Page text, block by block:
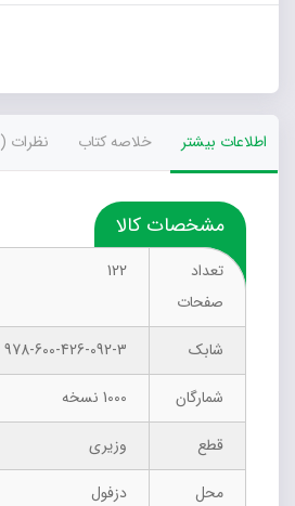
عدد
اطلاعات بیشتر خلاصه کتاب نظرات (0)
مشخصات کالا
تعداد
صفحات
122
شابک
978-600-426-092-3
شمارگان
1000 نسخه
قطع
وزیری
محل
دزفول